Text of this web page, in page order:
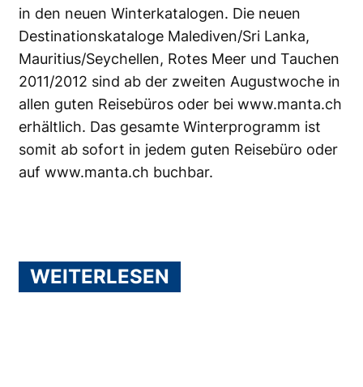
in den neuen Winterkatalogen. Die neuen
Destinationskataloge Malediven/Sri Lanka,
Mauritius/Seychellen, Rotes Meer und Tauchen
2011/2012 sind ab der zweiten Augustwoche in
allen guten Reisebüros oder bei www.manta.ch
erhältlich. Das gesamte Winterprogramm ist
somit ab sofort in jedem guten Reisebüro oder
auf www.manta.ch buchbar.
WEITERLESEN